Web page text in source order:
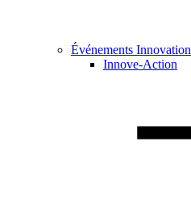
Événements Innovation
Innove-Action